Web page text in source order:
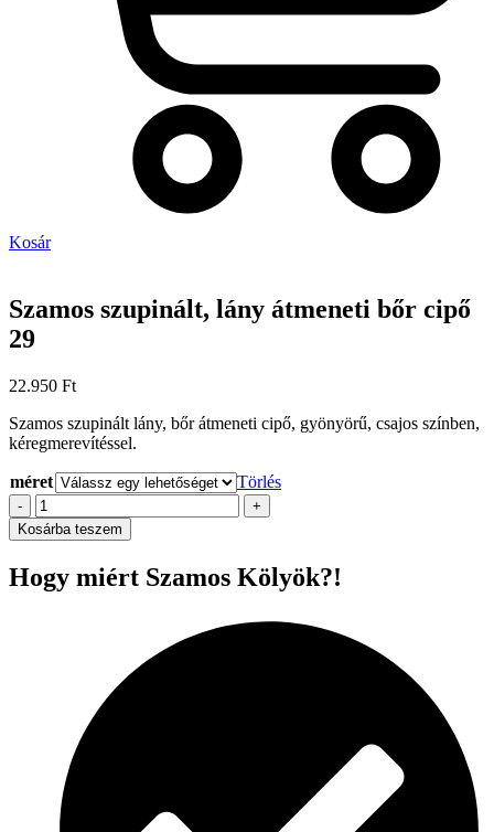
Kosár
Szamos szupinált, lány átmeneti bőr cipő
29
22.950 Ft
Szamos szupinált lány, bőr átmeneti cipő, gyönyörű, csajos színben,
kéregmerevítéssel.
méret Törlés
-
Szamos
szupinált,
lány
bőr
+
Kosárba teszem
Hogy miért Szamos Kölyök?!